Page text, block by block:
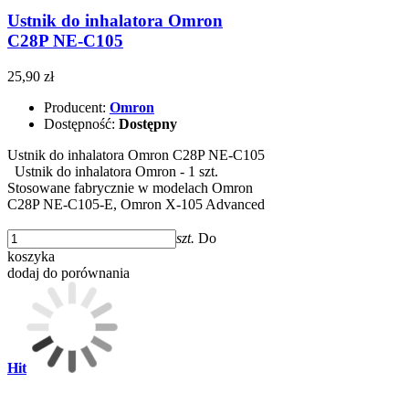
Ustnik do inhalatora Omron
C28P NE-C105
25,90 zł
Producent: Omron
Dostępność: Dostępny
Ustnik do inhalatora Omron C28P NE-C105
Ustnik do inhalatora Omron - 1 szt.
Stosowane fabrycznie w modelach Omron
C28P NE-C105-E, Omron X-105 Advanced
szt. Do
koszyka
dodaj do porównania
Hit